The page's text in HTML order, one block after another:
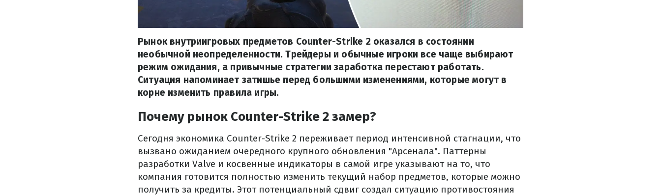
Рынок внутриигровых предметов Counter-Strike 2 оказался в состоянии
необычной неопределенности. Трейдеры и обычные игроки все чаще выбирают
режим ожидания, а привычные стратегии заработка перестают работать.
Ситуация напоминает затишье перед большими изменениями, которые могут в
корне изменить правила игры.
Почему рынок Counter-Strike 2 замер?
Сегодня экономика Counter-Strike 2 переживает период интенсивной стагнации, что
вызвано ожиданием очередного крупного обновления "Арсенала". Паттерны
разработки Valve и косвенные индикаторы в самой игре указывают на то, что
компания готовится полностью изменить текущий набор предметов, которые можно
получить за кредиты. Этот потенциальный сдвиг создал ситуацию противостояния